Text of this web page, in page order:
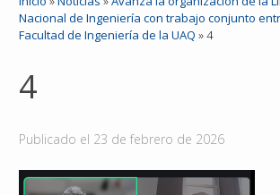
Organización
Miembros
Reuniones y Conferencias
Reconocimientos
Nacional de Ingeniería con trabajo conjunto
Facultad de Ingeniería de la UAQ »4
4
Publicado el 23 de febrero de 2026